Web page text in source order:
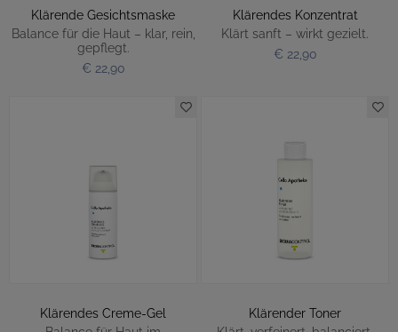
Klärende Gesichtsmaske
Balance für die Haut – klar, rein,
gepflegt.
€ 22,90
Klärendes Konzentrat
Klärt sanft – wirkt gezielt.
€ 22,90
Klärendes Creme-Gel
Klärender Toner